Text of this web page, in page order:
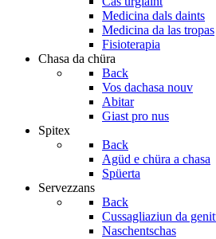
Medicina dals daints
Medicina da las tropas
Fisioterapia
Chasa da chüra
Back
Vos dachasa nouv
Abitar
Giast pro nus
Spitex
Back
Agüd e chüra a chasa
Spüerta
Servezzans
Back
Cussagliaziun da
Naschentschas